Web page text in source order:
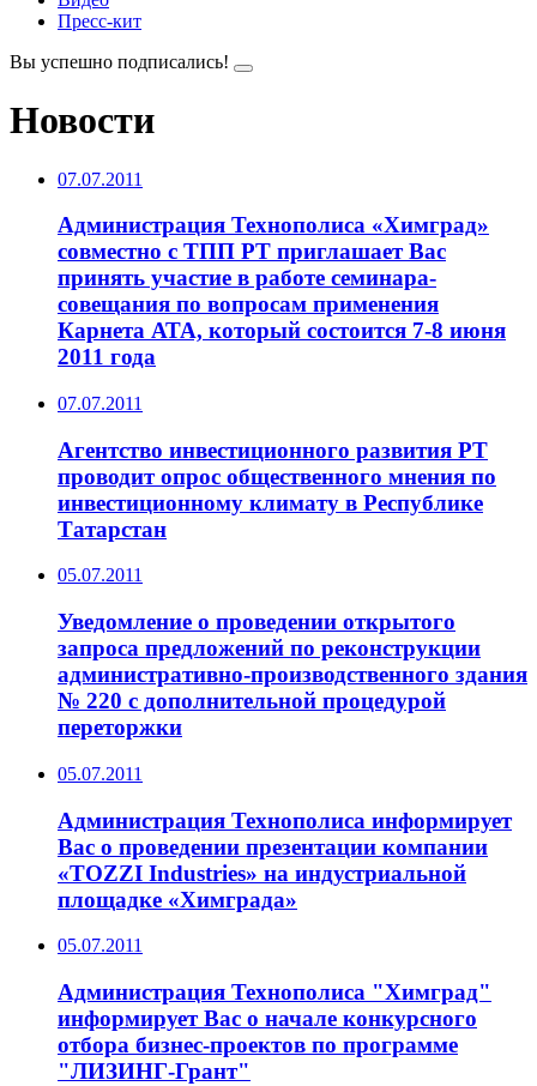
Пресс-кит
Вы успешно подписались!
Новости
07.07.2011
Администрация Технополиса «Химград»
совместно с ТПП РТ приглашает Вас
принять участие в работе семинара-
совещания по вопросам применения
Карнета АТА, который состоится 7-8 июня
2011 года
07.07.2011
Агентство инвестиционного развития РТ
проводит опрос общественного мнения по
инвестиционному климату в Республике
Татарстан
05.07.2011
Уведомление о проведении открытого
запроса предложений по реконструкции
административно-производственного здания
№ 220 с дополнительной процедурой
переторжки
05.07.2011
Администрация Технополиса информирует
Вас о проведении презентации компании
«TOZZI Industries» на индустриальной
площадке «Химграда»
05.07.2011
Администрация Технополиса "Химград"
информирует Вас о начале конкурсного
отбора бизнес-проектов по программе
"ЛИЗИНГ-Грант"